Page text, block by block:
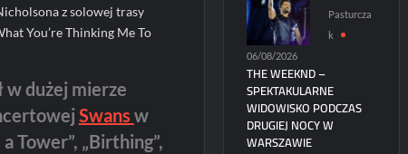
z solowej trasy
You’re Thinking Me To
w dużej mierze
Swans w
Tower”, „Birthing”,
Pasturcza
k
06/08/2026
THE WEEKND –
SPEKTAKULARNE
WIDOWISKO PODCZAS
DRUGIEJ NOCY W
WARSZAWIE